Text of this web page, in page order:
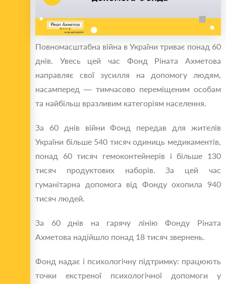
Повномасштабна війна в України триває понад 60
днів. Увесь цей час Фонд Ріната Ахметова
направляє свої зусилля на допомогу людям,
насамперед — тимчасово переміщеним особам
та найбільш вразливим категоріям населення.
За 60 днів війни Фонд передав для жителів
України більше 540 тисяч одиниць медикаментів,
понад 60 тисяч гемоконтейнерів і більше 130
тисяч продуктових наборів. За цей час
гуманітарна допомога від Фонду охопила 940
тисяч людей.
За 60 днів на гарячу лінію Фонду Ріната
Ахметова надійшло понад 18 тисяч звернень.
Фонд надає і психологічну підтримку: працюють
точки екстреної психологічної допомоги у